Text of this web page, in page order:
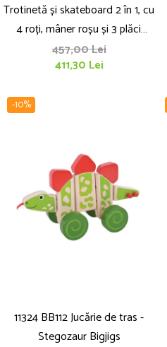
Trotinetă și skateboard 2 în 1, cu
4 roți, mâner roșu și 3 plăci
interschimbabile pentru bază -
SkatieSkootie
457,00 Lei
411,30 Lei
-10%
11324 BB112 Jucărie de tras -
Stegozaur Bigjigs